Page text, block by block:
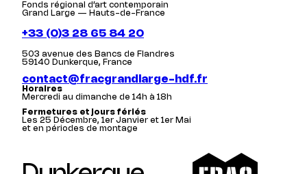
Fonds régional d’art contemporain
Grand Large — Hauts-de-France
+33 (0)3 28 65 84 20
503 avenue des Bancs de Flandres
59140 Dunkerque, France
contact@fracgrandlarge-hdf.fr
Horaires
Mercredi au dimanche de 14h à 18h
Fermetures et jours fériés
Les 25 Décembre, 1er Janvier et 1er Mai
et en périodes de montage